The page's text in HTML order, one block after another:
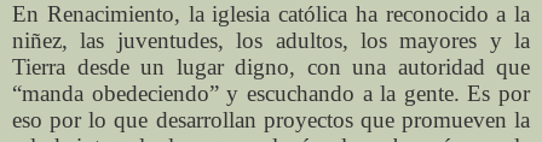
En Renacimiento, la iglesia católica ha reconocido a la
niñez, las juventudes, los adultos, los mayores y la
Tierra desde un lugar digno, con una autoridad que
“manda obedeciendo” y escuchando a la gente. Es por
eso por lo que desarrollan proyectos que promueven la